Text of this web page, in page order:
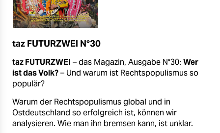
taz FUTURZWEI N°30
taz FUTURZWEI – das Magazin, Ausgabe N°30: Wer
ist das Volk?– Und warum ist Rechtspopulismus so
populär?
Warum der Rechtspopulismus global und in
Ostdeutschland so erfolgreich ist, können wir
analysieren. Wie man ihn bremsen kann, ist unklar.